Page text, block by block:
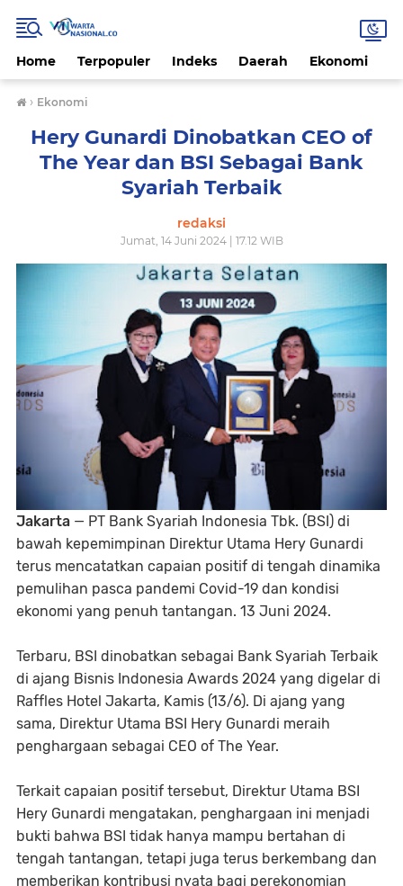
Home Terpopuler Indeks Daerah Ekonomi
› Ekonomi
Hery Gunardi Dinobatkan CEO of
The Year dan BSI Sebagai Bank
Syariah Terbaik
redaksi
Jumat, 14 Juni 2024 | 17.12 WIB
Jakarta — PT Bank Syariah Indonesia Tbk. (BSI) di
bawah kepemimpinan Direktur Utama Hery Gunardi
terus mencatatkan capaian positif di tengah dinamika
pemulihan pasca pandemi Covid-19 dan kondisi
ekonomi yang penuh tantangan. 13 Juni 2024.
Terbaru, BSI dinobatkan sebagai Bank Syariah Terbaik
di ajang Bisnis Indonesia Awards 2024 yang digelar di
Raffles Hotel Jakarta, Kamis (13/6). Di ajang yang
sama, Direktur Utama BSI Hery Gunardi meraih
penghargaan sebagai CEO of The Year.
Terkait capaian positif tersebut, Direktur Utama BSI
Hery Gunardi mengatakan, penghargaan ini menjadi
bukti bahwa BSI tidak hanya mampu bertahan di
tengah tantangan, tetapi juga terus berkembang dan
memberikan kontribusi nyata bagi perekonomian